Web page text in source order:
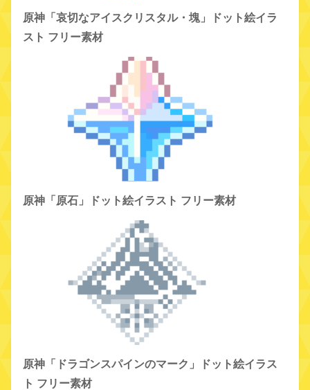
原神「哀切なアイスクリスタル・塊」ドット絵イラ
スト フリー素材
原神「原石」ドット絵イラスト フリー素材
原神「ドラゴンスパインのマーク」ドット絵イラス
ト フリー素材